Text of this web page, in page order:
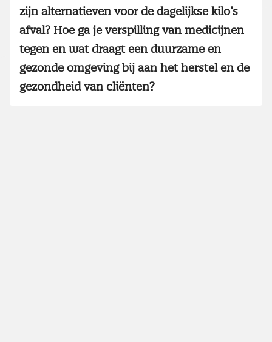
zijn alternatieven voor de dagelijkse kilo’s
afval? Hoe ga je verspilling van medicijnen
tegen en wat draagt een duurzame en
gezonde omgeving bij aan het herstel en de
gezondheid van cliënten?